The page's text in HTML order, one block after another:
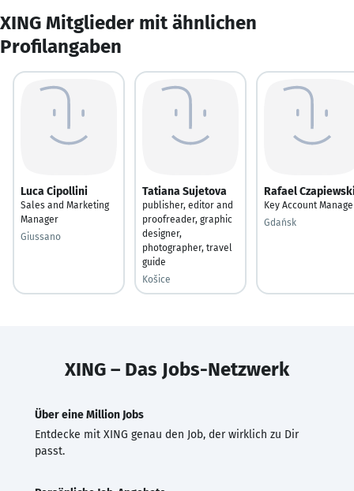
XING Mitglieder mit ähnlichen
Profilangaben
Luca Cipollini
Sales and Marketing
Manager
Giussano
Tatiana Sujetova
publisher, editor and
proofreader, graphic
designer,
photographer, travel
guide
Košice
Rafael
Key Account
Gdańsk
XING – Das Jobs-Netzwerk
Über eine Million Jobs
Entdecke mit XING genau den Job, der wirklich zu Dir
passt.